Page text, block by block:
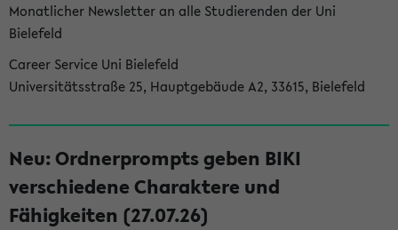
Monatlicher Newsletter an alle Studierenden der Uni
Bielefeld
Career Service Uni Bielefeld
Universitätsstraße 25, Hauptgebäude A2, 33615, Bielefeld
Neu: Ordnerprompts geben BIKI
verschiedene Charaktere und
Fähigkeiten (27.07.26)